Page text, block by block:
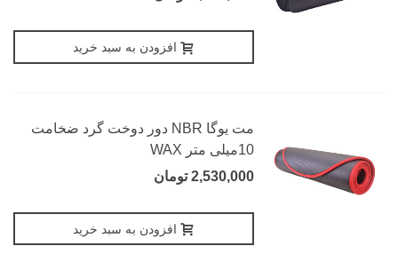
افزودن به سبد خرید
مت یوگا NBR دور دوخت گرد ضخامت
10میلی متر WAX
2,530,000 تومان
افزودن به سبد خرید